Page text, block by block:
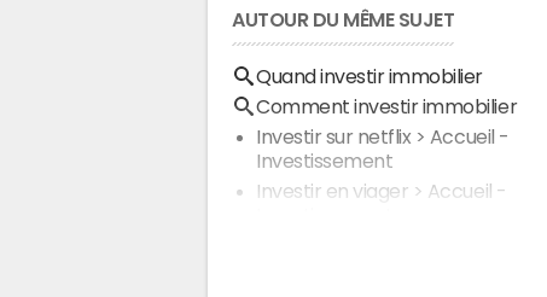
AUTOUR DU MÊME SUJET
Quand investir immobilier
Comment investir immobilier
Investir sur netflix > Accueil -
Investissement
Investir en viager > Accueil -